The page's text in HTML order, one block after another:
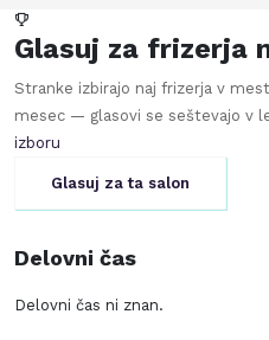
Glasuj za frizerja
Stranke izbirajo naj frizerja v
mesec — glasovi se seštevajo v
izboru
Glasuj za ta salon
Delovni čas
Delovni čas ni znan.